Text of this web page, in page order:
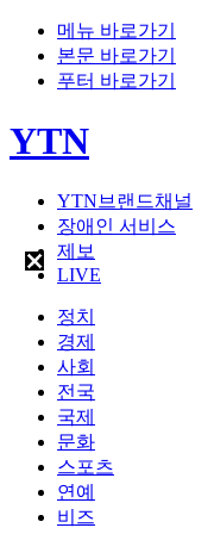
메뉴 바로가기
본문 바로가기
푸터 바로가기
YTN
YTN브랜드채널
장애인 서비스
제보
LIVE
정치
경제
사회
전국
국제
문화
스포츠
연예
비즈